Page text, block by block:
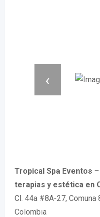
‹
Tropical Spa Eventos
terapias y estética en
Cl. 44a #8A-27, Comuna
Colombia